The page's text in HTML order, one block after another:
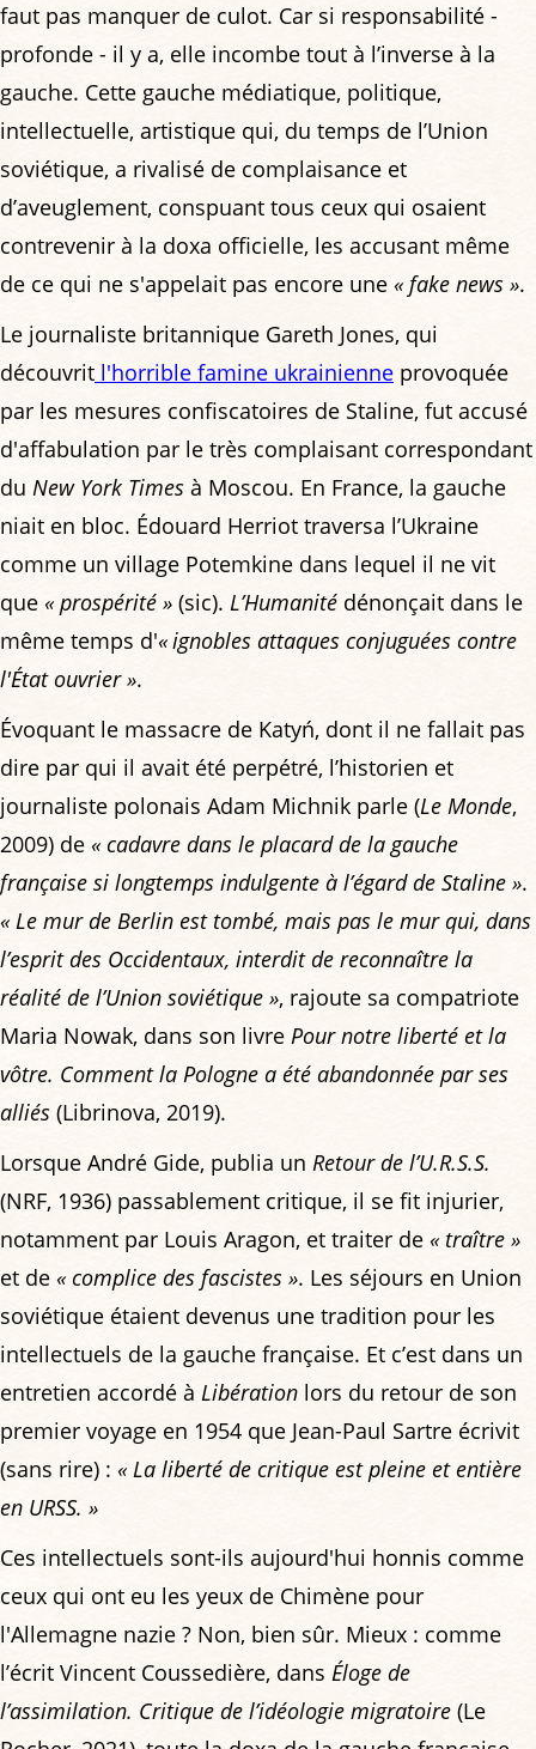
faut pas manquer de culot. Car si responsabilité -
profonde - il y a, elle incombe tout à l’inverse à la
gauche. Cette gauche médiatique, politique,
intellectuelle, artistique qui, du temps de l’Union
soviétique, a rivalisé de complaisance et
d’aveuglement, conspuant tous ceux qui osaient
contrevenir à la doxa officielle, les accusant même
de ce qui ne s'appelait pas encore une « fake news ».
Le journaliste britannique Gareth Jones, qui
découvrit l'horrible famine ukrainienne provoquée
par les mesures confiscatoires de Staline, fut accusé
d'affabulation par le très complaisant correspondant
du New York Times à Moscou. En France, la gauche
niait en bloc. Édouard Herriot traversa l’Ukraine
comme un village Potemkine dans lequel il ne vit
que « prospérité » (sic). L’Humanité dénonçait dans le
même temps d'« ignobles attaques conjuguées contre
l'État ouvrier ».
Évoquant le massacre de Katyń, dont il ne fallait pas
dire par qui il avait été perpétré, l’historien et
journaliste polonais Adam Michnik parle (Le Monde,
2009) de « cadavre dans le placard de la gauche
française si longtemps indulgente à l’égard de Staline ».
« Le mur de Berlin est tombé, mais pas le mur qui, dans
l’esprit des Occidentaux, interdit de reconnaître la
réalité de l’Union soviétique », rajoute sa compatriote
Maria Nowak, dans son livre Pour notre liberté et la
vôtre. Comment la Pologne a été abandonnée par ses
alliés (Librinova, 2019).
Lorsque André Gide, publia un Retour de l’U.R.S.S.
(NRF, 1936) passablement critique, il se fit injurier,
notamment par Louis Aragon, et traiter de « traître »
et de « complice des fascistes ». Les séjours en Union
soviétique étaient devenus une tradition pour les
intellectuels de la gauche française. Et c’est dans un
entretien accordé à Libération lors du retour de son
premier voyage en 1954 que Jean-Paul Sartre écrivit
(sans rire) : « La liberté de critique est pleine et entière
en URSS. »
Ces intellectuels sont-ils aujourd'hui honnis comme
ceux qui ont eu les yeux de Chimène pour
l'Allemagne nazie ? Non, bien sûr. Mieux : comme
l’écrit Vincent Coussedière, dans Éloge de
l’assimilation. Critique de l’idéologie migratoire (Le